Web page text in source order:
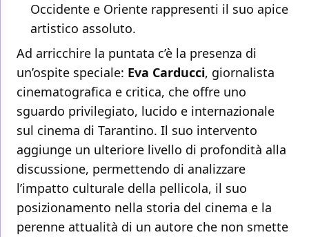
Occidente e Oriente rappresenti il suo apice
artistico assoluto.
Ad arricchire la puntata c’è la presenza di
un’ospite speciale: Eva Carducci, giornalista
cinematografica e critica, che offre uno
sguardo privilegiato, lucido e internazionale
sul cinema di Tarantino. Il suo intervento
aggiunge un ulteriore livello di profondità alla
discussione, permettendo di analizzare
l’impatto culturale della pellicola, il suo
posizionamento nella storia del cinema e la
perenne attualità di un autore che non smette